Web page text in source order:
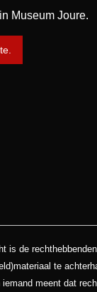
Museum Joure.
is de
te
iemand meent dat